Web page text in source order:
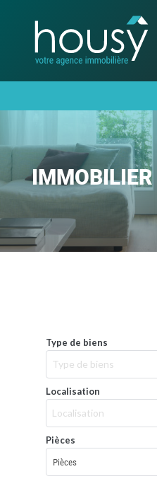
IMMOBILIER
Type de biens
Type de biens
Localisation
Localisation
Pièces